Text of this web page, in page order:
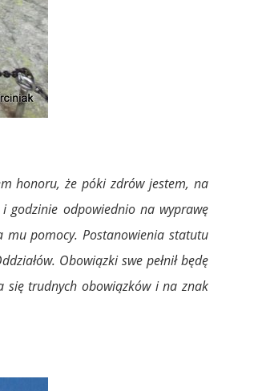
honoru, że póki zdrów jestem, na
godzinie odpowiednio na wyprawę
mu pomocy. Postanowienia statutu
Obowiązki swe pełnił będę
się trudnych obowiązków i na znak